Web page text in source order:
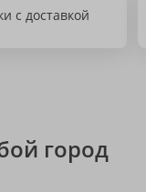
с доставкой
город